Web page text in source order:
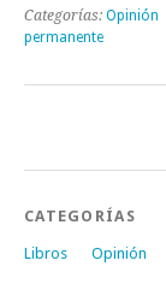
Categorías: Opinión
permanente
CATEGORÍAS
Libros Opinión